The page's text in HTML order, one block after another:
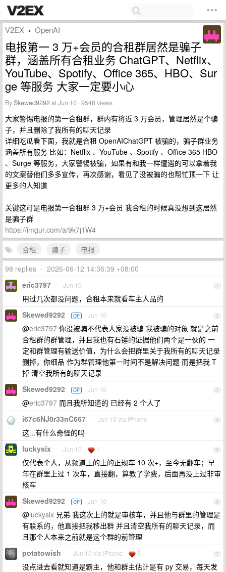
V2EX › OpenAI
电报第一 3 万+会员的合租群居然是骗子
群，涵盖所有合租业务 ChatGPT、Netflix、
YouTube、Spotify、Office 365、HBO、Sur
ge 等服务 大家一定要小心
BySkewed9292at Jun 10 · 9548 views
大家警惕电报的第一合租群，群内有将近 3 万会员，管理居然是个骗
子，并且删除了我所有的聊天记录
详细吃瓜看下面，我就是合租 OpenAIChatGPT 被骗的，骗子群业务
涵盖所有服务 比如：Netflix 、YouTube 、Spotify 、Office 365 HBO
、Surge 等服务，大家警惕被骗，如果有和我一样遭遇的可以拿着我
的文案替他们多多宣传，再次感谢，看见了没被骗的也帮忙顶一下 让
更多的人知道
关键这可是电报第一合租群 3 万+会员 我合租的时候真没想到这居然
是骗子群
https://imgur.com/a/9k7j1W4
合租
骗子
电报
98 replies • 2026-06-12 14:36:39 +08:00
1
eric3797 Jun 10
用过几次都没问题，合租本来就看车主人品的
2
Skewed9292 OP Jun 10
@eric3797 你没被骗不代表人家没被骗 我被骗的对象 就是之前
合租群的群管理，并且我也有石锤的证据他们两个是一伙的 一
定和群管理有输送价值，为什么会把群里关于我所有的聊天记录
删掉，你细品 作为群管理他第一时间不是解决问题 而是把我 T
掉 清空我所有的聊天记录
3
Skewed9292 OP Jun 10
@eric3797 而且我所知道的 已经有 2 个人了
4
i67c6NJ0r33nC667 Jun 10 via iPhone
这...有什么奇怪的吗
5
luckysix Jun 10 1
仅代表个人，从频道上的上的正规车 10 次+，至今无翻车；早
年在群里上过 1 次车，直接翻，算教了学费，后面再没上过非审
核车
6
Skewed9292 OP Jun 10
@luckysix 兄弟 我这次上的就是审核车，并且他与群里的管理是
有联系的，他直接把我移出群 并且清空我所有的聊天记录，而
且那个人本来之前就是这个群的前管理
7
potatowish Jun 10 via iPhone 3
没点进去看就知道是霸主，他和群主估计是有 py 交易，每天发